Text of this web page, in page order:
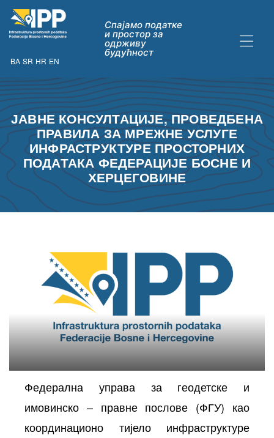
BA SR HR EN
Спајамо податке
и простор за
одрживу
будућност
ЈАВНЕ КОНСУЛТАЦИЈЕ, ПРОВЕДБЕНА
ПРАВИЛА ЗА МРЕЖНЕ УСЛУГЕ
ИНФРАСТРУКТУРЕ ПРОСТОРНИХ
ПОДАТАКА ФЕДЕРАЦИЈЕ БОСНЕ И
ХЕРЦЕГОВИНЕ
Федерална управа за геодетске и
имовинско – правне послове (ФГУ) као
координационо тијело инфраструктуре